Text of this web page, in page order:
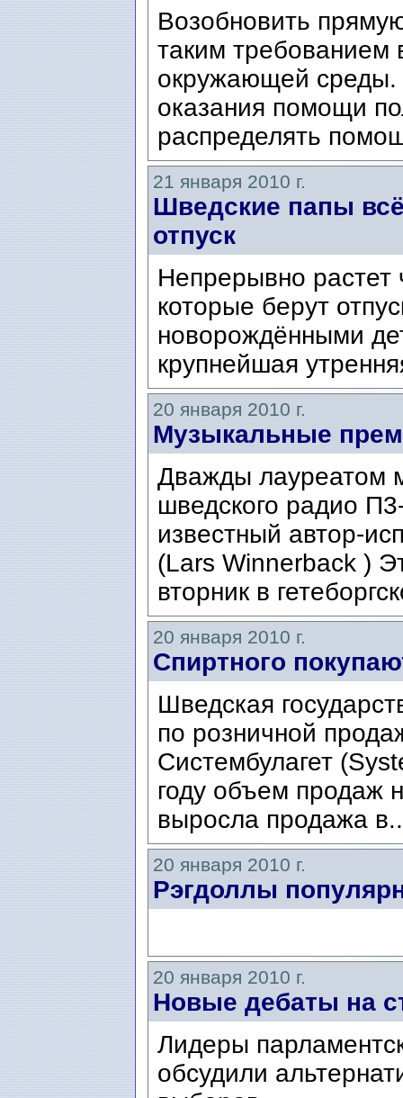
Возобновить
таким требованием
окружающей среды.
оказания помощи
распределять
21 января 2010 г.
Шведские папы
отпуск
Непрерывно растет
которые берут
новорождёнными
крупнейшая
20 января 2010 г.
Музыкальные
Дважды лауреатом
шведского радио
известный автор-
(Lars Winnerback )
вторник в
20 января 2010 г.
Спиртного
Шведская
по розничной
Систембулагет
году объем продаж
выросла продажа
20 января 2010 г.
Рэгдоллы
20 января 2010 г.
Новые дебаты на
Лидеры
обсудили